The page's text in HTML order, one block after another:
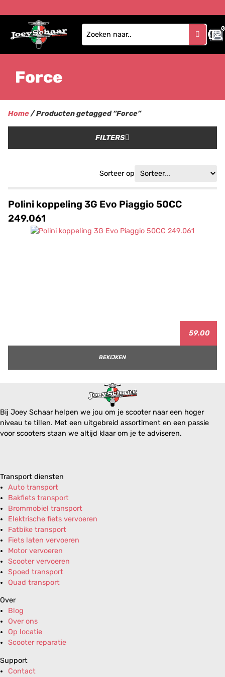
0
0
Force
Home/ Producten getagged “Force”
FILTERS
Sorteer op
Polini koppeling 3G Evo Piaggio 50CC
249.061
59.00
BEKIJKEN
Bij Joey Schaar helpen we jou om je scooter naar een hoger
niveau te tillen. Met een uitgebreid assortiment en een passie
voor scooters staan we altijd klaar om je te adviseren.
Transport diensten
Auto transport
Bakfiets transport
Brommobiel transport
Elektrische fiets vervoeren
Fatbike transport
Fiets laten vervoeren
Motor vervoeren
Scooter vervoeren
Spoed transport
Quad transport
Over
Blog
Over ons
Op locatie
Scooter reparatie
Support
Contact